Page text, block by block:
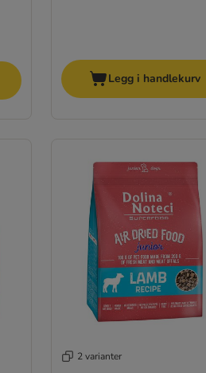
Legg i handlekurv
2 varianter